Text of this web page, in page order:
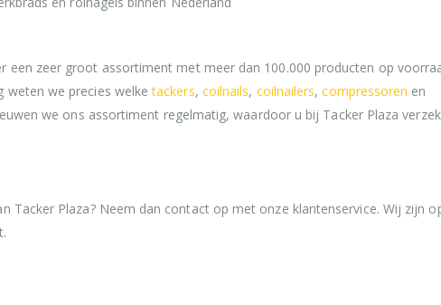
een zeer groot assortiment met meer dan 100.000 producten op
weten we precies welketackers, coilnails, coilnailers,compressoren en
we ons assortiment regelmatig, waardoor u bij Tacker Plaza
Plaza? Neem dan contact op met onze klantenservice. Wij zijn